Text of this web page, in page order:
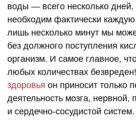
воды — всего несколько дней,
необходим фактически каждую
лишь несколько минут мы
без должного поступления
организм. И самое главное,
любых количествах
здоровья он приносит только
деятельность мозга, нервной,
и сердечно-сосудистой систем.